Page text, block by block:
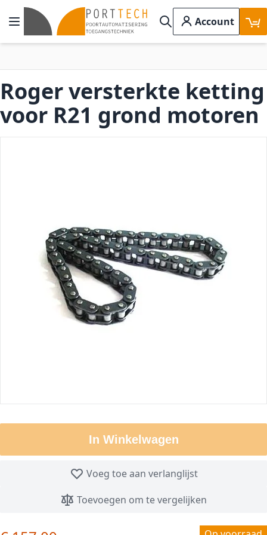
Ga naar de inhoud
Toggle Nav
Search
Account
In Winkelwagen
Voeg toe aan verlanglijst
Toevoegen om te vergelijken
Roger versterkte ketting
voor R21 grond motoren